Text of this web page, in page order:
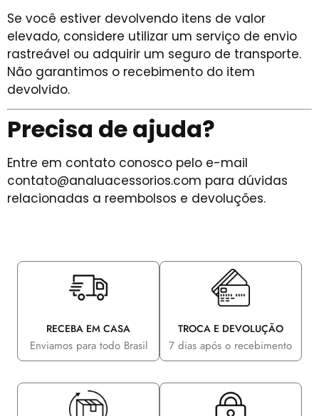
Se você estiver devolvendo itens de valor
elevado, considere utilizar um serviço de envio
rastreável ou adquirir um seguro de transporte.
Não garantimos o recebimento do item
devolvido.
Precisa de ajuda?
Entre em contato conosco pelo e-mail
contato@analuacessorios.com para dúvidas
relacionadas a reembolsos e devoluções.
RECEBA EM CASA
Enviamos para todo Brasil
TROCA E DEVOLUÇÃO
7 dias após o recebimento